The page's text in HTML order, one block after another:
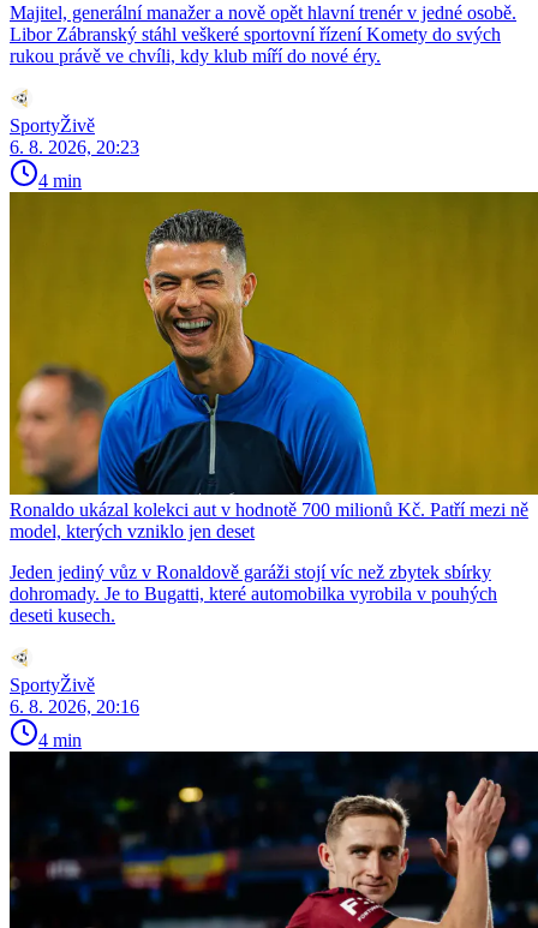
Majitel, generální manažer a nově opět hlavní trenér v jedné osobě.
Libor Zábranský stáhl veškeré sportovní řízení Komety do svých
rukou právě ve chvíli, kdy klub míří do nové éry.
SportyŽivě
6. 8. 2026, 20:23
4 min
Ronaldo ukázal kolekci aut v hodnotě 700 milionů Kč. Patří mezi ně
model, kterých vzniklo jen deset
Jeden jediný vůz v Ronaldově garáži stojí víc než zbytek sbírky
dohromady. Je to Bugatti, které automobilka vyrobila v pouhých
deseti kusech.
SportyŽivě
6. 8. 2026, 20:16
4 min